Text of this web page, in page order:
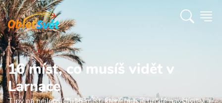
16 míst, co musíš vidět v
Larnace